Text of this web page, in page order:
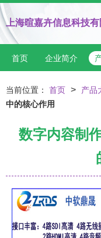
上海暄嘉卉信息科技有
首页 企业简介
当前位置： 首页 > 产品
中的核心作用
数字内容制